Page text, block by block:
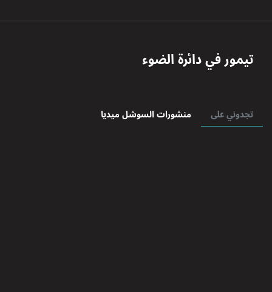
تيمورفي دائرة الضوء
تجدوني على منشورات السوشل ميديا